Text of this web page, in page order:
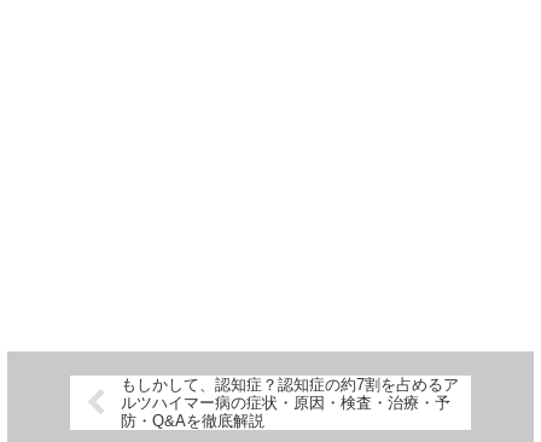
もしかして、認知症？認知症の約7割を占めるア
ルツハイマー病の症状・原因・検査・治療・予
防・Q&Aを徹底解説